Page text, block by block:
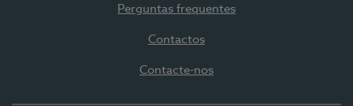
Perguntas frequentes
Contactos
Contacte-nos